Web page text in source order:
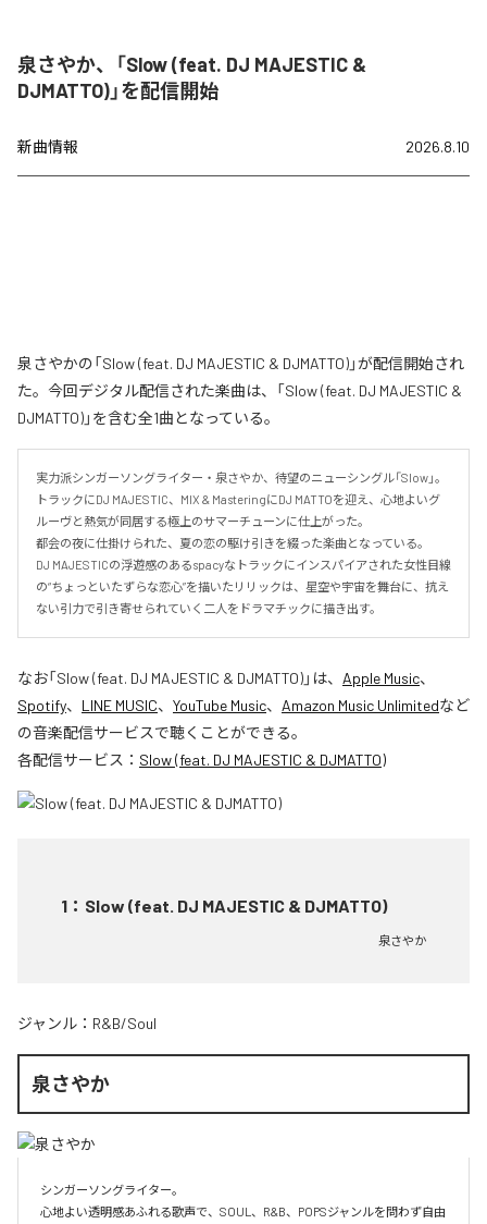
泉さやか、「Slow (feat. DJ MAJESTIC &
DJMATTO)」を配信開始
新曲情報 2026.8.10
泉さやかの「Slow (feat. DJ MAJESTIC & DJMATTO)」が配信開始され
た。今回デジタル配信された楽曲は、「Slow (feat. DJ MAJESTIC &
DJMATTO)」を含む全1曲となっている。
実力派シンガーソングライター・泉さやか、待望のニューシングル「Slow」。
トラックにDJ MAJESTIC、MIX & MasteringにDJ MATTOを迎え、心地よいグ
ルーヴと熱気が同居する極上のサマーチューンに仕上がった。
都会の夜に仕掛けられた、夏の恋の駆け引きを綴った楽曲となっている。
DJ MAJESTICの浮遊感のあるspacyなトラックにインスパイアされた女性目線
の“ちょっといたずらな恋心”を描いたリリックは、星空や宇宙を舞台に、抗え
ない引力で引き寄せられていく二人をドラマチックに描き出す。
なお「Slow (feat. DJ MAJESTIC & DJMATTO)」は、 Apple Music、
Spotify、 LINE MUSIC、 YouTube Music、 Amazon Music Unlimitedなど
の音楽配信サービスで聴くことができる。
各配信サービス： Slow (feat. DJ MAJESTIC & DJMATTO)
1 ： Slow (feat. DJ MAJESTIC & DJMATTO)
泉さやか
ジャンル： R&B/Soul
泉さやか
シンガーソングライター。
心地よい透明感あふれる歌声で、SOUL、R&B、POPSジャンルを問わず自由